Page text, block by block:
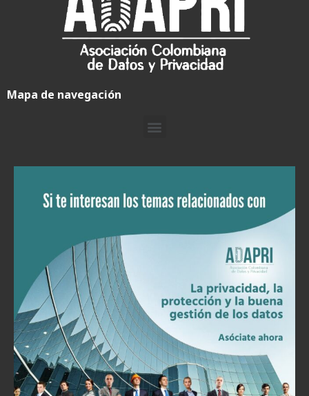
Mapa de navegación